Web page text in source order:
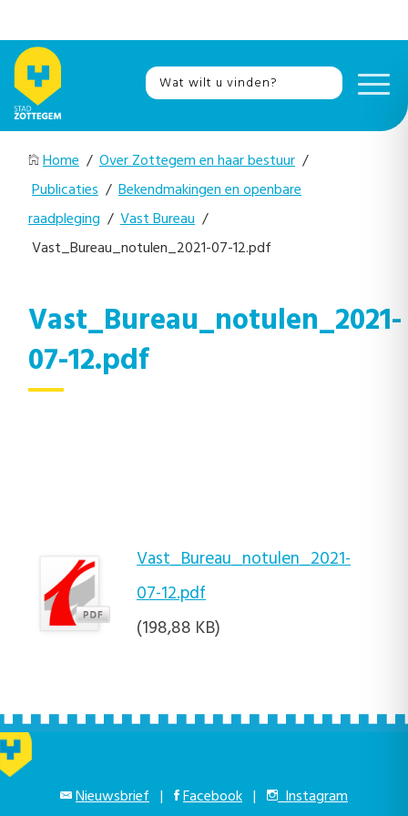
Home / Over Zottegem en haar bestuur /
Publicaties / Bekendmakingen en openbare
raadpleging / Vast Bureau /
Vast_Bureau_notulen_2021-07-12.pdf
Vast_Bureau_notulen_2021-
07-12.pdf
Vast_Bureau_notulen_2021-
07-12.pdf
(198,88 KB)
Nieuwsbrief | Facebook | Instagram